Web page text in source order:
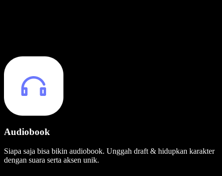
Audiobook
Siapa saja bisa bikin audiobook. Unggah draft & hidupkan karakter
dengan suara serta aksen unik.